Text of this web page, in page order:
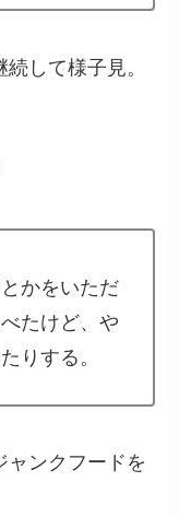
して様子見。
かをいただ
たけど、や
りする。
ャンクフードを